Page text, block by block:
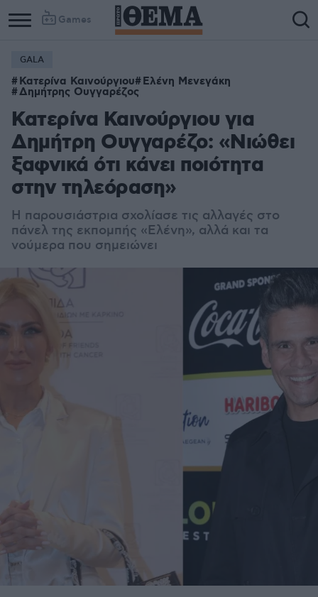
Games
GALA
Κατερίνα Καινούργιου Ελένη Μενεγάκη
Δημήτρης Ουγγαρέζος
Κατερίνα Καινούργιου για
Δημήτρη Ουγγαρέζο: «Νιώθει
ξαφνικά ότι κάνει ποιότητα
στην τηλεόραση»
Η παρουσιάστρια σχολίασε τις αλλαγές στο
πάνελ της εκπομπής «Ελένη», αλλά και τα
νούμερα που σημειώνει